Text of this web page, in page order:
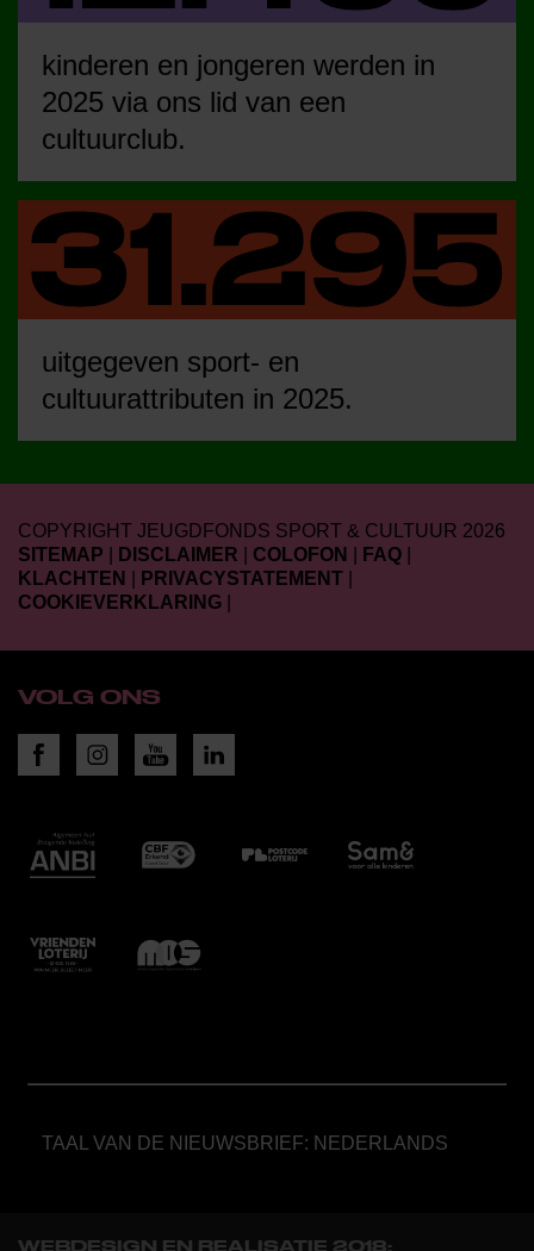
kinderen en jongeren werden in
2025 via ons lid van een
cultuurclub.
uitgegeven sport- en
cultuurattributen in 2025.
COPYRIGHT JEUGDFONDS SPORT & CULTUUR 2026
SITEMAP
DISCLAIMER COLOFON FAQ
KLACHTEN
PRIVACYSTATEMENT
COOKIEVERKLARING
VOLG ONS
TAAL VAN DE NIEUWSBRIEF: NEDERLANDS
WEBDESIGN EN REALISATIE 2018: